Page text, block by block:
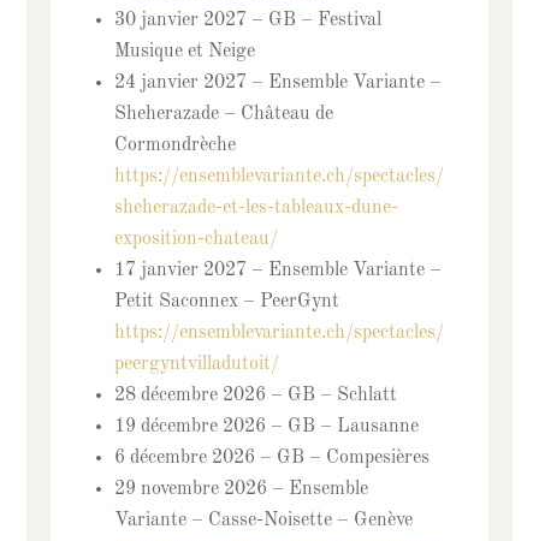
30 janvier 2027 – GB – Festival
Musique et Neige
24 janvier 2027 – Ensemble Variante –
Sheherazade – Château de
Cormondrèche
https://ensemblevariante.ch/spectacles/
sheherazade-et-les-tableaux-dune-
exposition-chateau/
17 janvier 2027 – Ensemble Variante –
Petit Saconnex – PeerGynt
https://ensemblevariante.ch/spectacles/
peergyntvilladutoit/
28 décembre 2026 – GB – Schlatt
19 décembre 2026 – GB – Lausanne
6 décembre 2026 – GB – Compesières
29 novembre 2026 – Ensemble
Variante – Casse-Noisette – Genève